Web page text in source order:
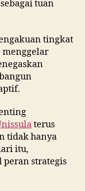
tuan
tingkat
terus
tidak hanya
itu,
peran strategis